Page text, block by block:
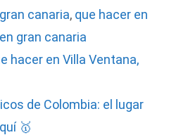
canaria, que hacer en
gran canaria
hacer en Villa Ventana,
de Colombia: el lugar
🥇